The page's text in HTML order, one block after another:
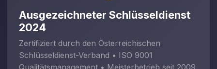
Ausgezeichneter Schlüsseldienst
2024
Zertifiziert durch den Österreichischen
Schlüsseldienst-Verband • ISO 9001
Qualitätsmanagement • Meisterbetrieb seit 2009